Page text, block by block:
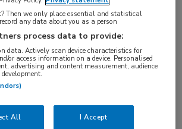
in Spaanse centra behandeld
of poliklinisch) de oorzaak van
betekenen dat
cardiomyopathie
zou moeten worden in
bij oudere patiënten
verdikkingen, ongeacht
(LVEF).
Then we only place essential and statistical
any data about you as a person
process data to provide:
data. Actively scan device characteristics for
or access information on a device. Personalised
advertising and content measurement, audience
All I Accept